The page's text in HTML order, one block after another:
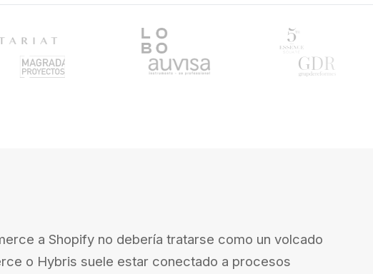
a Shopify no debería tratarse como un volcado
o Hybris suele estar conectado a procesos